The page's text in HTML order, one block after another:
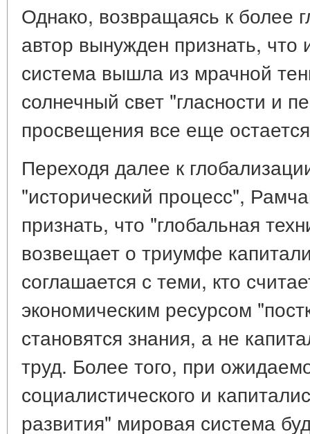
Однако, возвращаясь к более
автор вынужден признать, что
система вышла из мрачной
солнечный свет "гласности и
просвещения все еще
Переходя далее к
"исторический процесс",
признать, что "глобальная
возвещает о триумфе
соглашается с теми, кто
экономическим ресурсом
становятся знания, а не
труд. Более того, при
социалистического и
развития" мировая система